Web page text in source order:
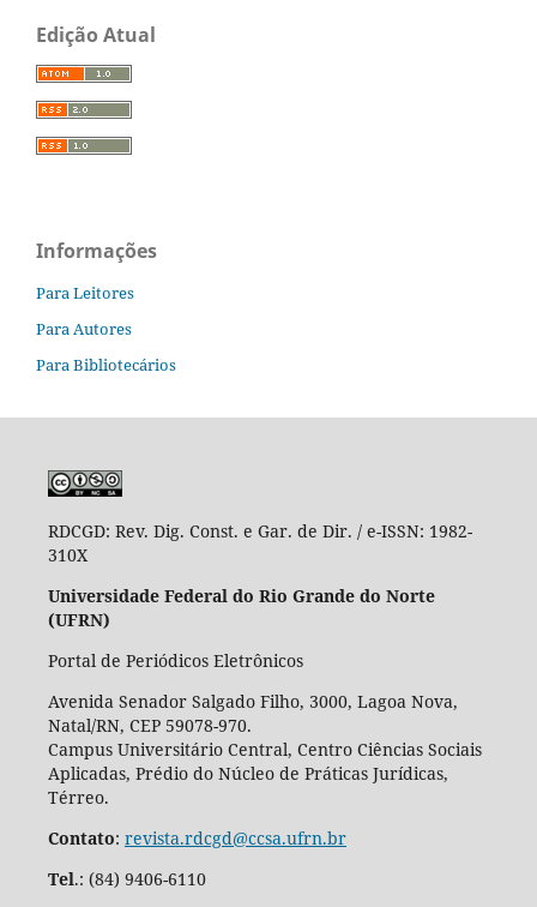
Edição Atual
Informações
Para Leitores
Para Autores
Para Bibliotecários
RDCGD: Rev. Dig. Const. e Gar. de Dir. / e-ISSN: 1982-
310X
Universidade Federal do Rio Grande do Norte
(UFRN)
Portal de Periódicos Eletrônicos
Avenida Senador Salgado Filho, 3000, Lagoa Nova,
Natal/RN, CEP 59078-970.
Campus Universitário Central, Centro Ciências Sociais
Aplicadas, Prédio do Núcleo de Práticas Jurídicas,
Térreo.
Contato: revista.rdcgd@ccsa.ufrn.br
Tel.: (84) 9406-6110